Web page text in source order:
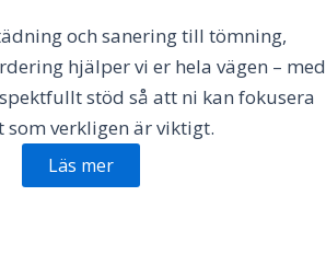
och sanering till tömning,
hjälper vi er hela vägen – med
stöd så att ni kan fokusera
som verkligen är viktigt.
Läs mer